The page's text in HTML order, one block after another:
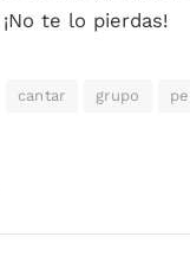
¡No te lo pierdas!
cantar grupo